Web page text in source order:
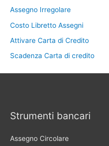
Assegno Irregolare
Costo Libretto Assegni
Attivare Carta di Credito
Scadenza Carta di credito
Strumenti bancari
Assegno Circolare